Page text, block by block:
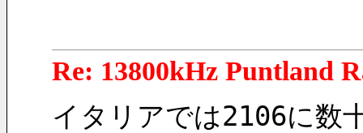
Re: 13800kHz Puntland
イタリアでは2106に数